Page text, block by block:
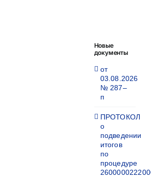
Новые
документы
от
03.08.2026
№ 287–
п
ПРОТОКОЛ
о
подведении
итогов
по
процедуре